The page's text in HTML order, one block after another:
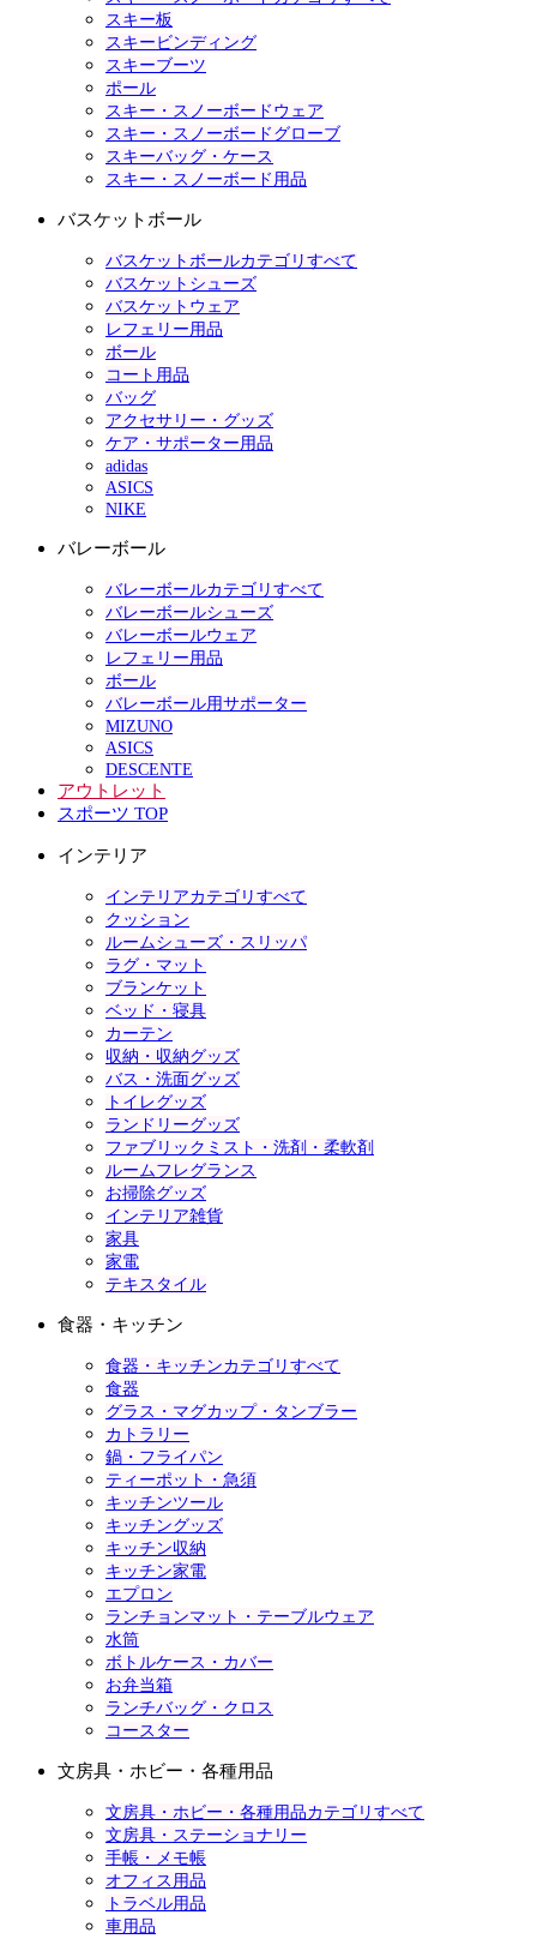
スキー板
スキービンディング
スキーブーツ
ポール
スキー・スノーボードウェア
スキー・スノーボードグローブ
スキーバッグ・ケース
スキー・スノーボード用品
バスケットボール
バスケットボールカテゴリすべて
バスケットシューズ
バスケットウェア
レフェリー用品
ボール
コート用品
バッグ
アクセサリー・グッズ
ケア・サポーター用品
adidas
ASICS
NIKE
バレーボール
バレーボールカテゴリすべて
バレーボールシューズ
バレーボールウェア
レフェリー用品
ボール
バレーボール用サポーター
MIZUNO
ASICS
DESCENTE
アウトレット
スポーツ TOP
インテリア
インテリアカテゴリすべて
クッション
ルームシューズ・スリッパ
ラグ・マット
ブランケット
ベッド・寝具
カーテン
収納・収納グッズ
バス・洗面グッズ
トイレグッズ
ランドリーグッズ
ファブリックミスト・洗剤・柔軟剤
ルームフレグランス
お掃除グッズ
インテリア雑貨
家具
家電
テキスタイル
食器・キッチン
食器・キッチンカテゴリすべて
食器
グラス・マグカップ・タンブラー
カトラリー
鍋・フライパン
ティーポット・急須
キッチンツール
キッチングッズ
キッチン収納
キッチン家電
エプロン
ランチョンマット・テーブルウェア
水筒
ボトルケース・カバー
お弁当箱
ランチバッグ・クロス
コースター
文房具・ホビー・各種用品
文房具・ホビー・各種用品カテゴリすべて
文房具・ステーショナリー
手帳・メモ帳
オフィス用品
トラベル用品
車用品